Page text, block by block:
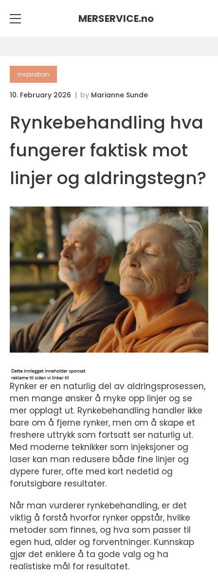
MERSERVICE.no
inspiration
10. February 2026 by Marianne Sunde
Rynkebehandling hva
fungerer faktisk mot
linjer og aldringstegn?
Rynker er en naturlig del av aldringsprosessen,
men mange ønsker å myke opp linjer og se
mer opplagt ut. Rynkebehandling handler ikke
bare om å fjerne rynker, men om å skape et
freshere uttrykk som fortsatt ser naturlig ut.
Med moderne teknikker som injeksjoner og
laser kan man redusere både fine linjer og
dypere furer, ofte med kort nedetid og
forutsigbare resultater.
Når man vurderer rynkebehandling, er det
viktig å forstå hvorfor rynker oppstår, hvilke
metoder som finnes, og hva som passer til
egen hud, alder og forventninger. Kunnskap
gjør det enklere å ta gode valg og ha
realistiske mål for resultatet.